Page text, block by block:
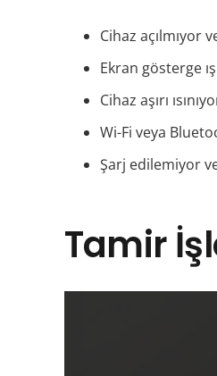
Cihaz açılmıyor
Ekran gösterge
Cihaz aşırı
Wi-Fi veya
Şarj edilemiyor
Tamir